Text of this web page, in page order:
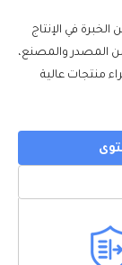
في الإنتاج
من المصدر والمصنع،
منتجات عالية